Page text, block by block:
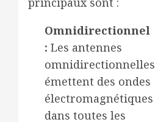
Omnidirectionnel
: Les antennes
omnidirectionnelles
émettent des ondes
électromagnétiques
dans toutes les